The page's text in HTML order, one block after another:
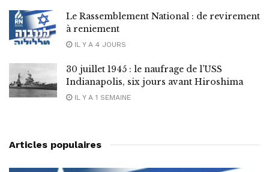
Le Rassemblement National : de revirement
à reniement
IL Y A 4 JOURS
30 juillet 1945 : le naufrage de l’USS
Indianapolis, six jours avant Hiroshima
IL Y A 1 SEMAINE
Articles populaires